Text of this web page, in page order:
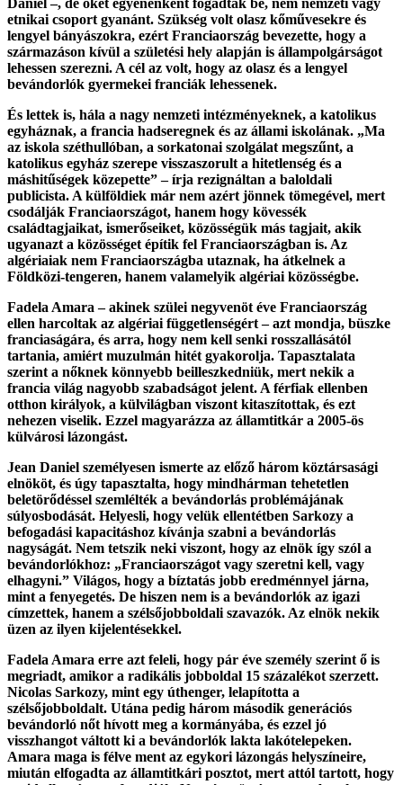
etnikai csoport gyanánt. Szükség volt olasz kőművesekre és
lengyel bányászokra, ezért Franciaország bevezette, hogy a
származáson kívül a születési hely alapján is állampolgárságot
lehessen szerezni. A cél az volt, hogy az olasz és a lengyel
bevándorlók gyermekei franciák lehessenek.
És lettek is, hála a nagy nemzeti intézményeknek, a katolikus
egyháznak, a francia hadseregnek és az állami iskolának. „Ma
az iskola széthullóban, a sorkatonai szolgálat megszűnt, a
katolikus egyház szerepe visszaszorult a hitetlenség és a
máshitűségek közepette” – írja rezignáltan a baloldali
publicista. A külföldiek már nem azért jönnek tömegével, mert
csodálják Franciaországot, hanem hogy kövessék
családtagjaikat, ismerőseiket, közösségük más tagjait, akik
ugyanazt a közösséget építik fel Franciaországban is. Az
algériaiak nem Franciaországba utaznak, ha átkelnek a
Földközi-tengeren, hanem valamelyik algériai közösségbe.
Fadela Amara – akinek szülei negyvenöt éve Franciaország
ellen harcoltak az algériai függetlenségért – azt mondja, büszke
franciaságára, és arra, hogy nem kell senki rosszallásától
tartania, amiért muzulmán hitét gyakorolja. Tapasztalata
szerint a nőknek könnyebb beilleszkedniük, mert nekik a
francia világ nagyobb szabadságot jelent. A férfiak ellenben
otthon királyok, a külvilágban viszont kitaszítottak, és ezt
nehezen viselik. Ezzel magyarázza az államtitkár a 2005-ös
külvárosi lázongást.
Jean Daniel személyesen ismerte az előző három köztársasági
elnököt, és úgy tapasztalta, hogy mindhárman tehetetlen
beletörődéssel szemlélték a bevándorlás problémájának
súlyosbodását. Helyesli, hogy velük ellentétben Sarkozy a
befogadási kapacitáshoz kívánja szabni a bevándorlás
nagyságát. Nem tetszik neki viszont, hogy az elnök így szól a
bevándorlókhoz: „Franciaországot vagy szeretni kell, vagy
elhagyni.” Világos, hogy a bíztatás jobb eredménnyel járna,
mint a fenyegetés. De hiszen nem is a bevándorlók az igazi
címzettek, hanem a szélsőjobboldali szavazók. Az elnök nekik
üzen az ilyen kijelentésekkel.
Fadela Amara erre azt feleli, hogy pár éve személy szerint ő is
megriadt, amikor a radikális jobboldal 15 százalékot szerzett.
Nicolas Sarkozy, mint egy úthenger, lelapította a
szélsőjobboldalt. Utána pedig három második generációs
bevándorló nőt hívott meg a kormányába, és ezzel jó
visszhangot váltott ki a bevándorlók lakta lakótelepeken.
Amara maga is félve ment az egykori lázongás helyszíneire,
miután elfogadta az államtitkári posztot, mert attól tartott, hogy